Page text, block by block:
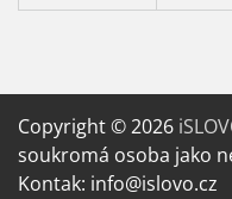
Copyright © 2026
soukromá osoba jako
Kontak: info@islovo.cz